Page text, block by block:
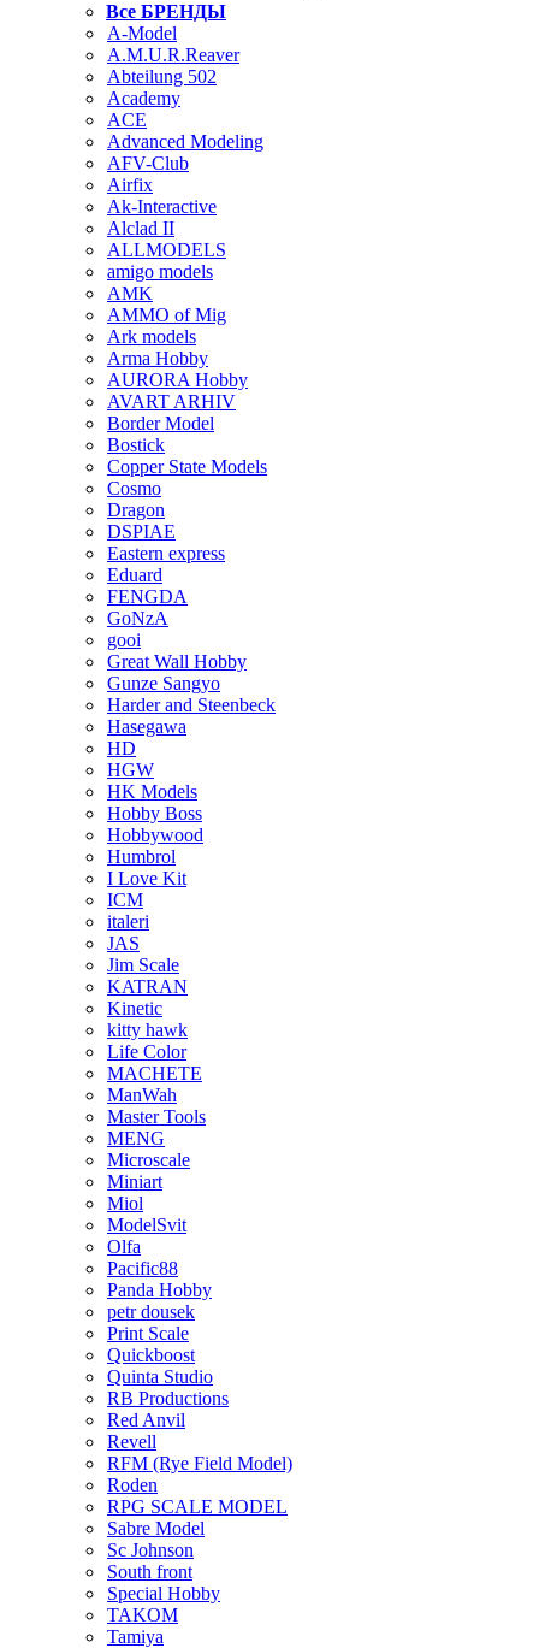
Все БРЕНДЫ
A-Model
A.M.U.R.Reaver
Abteilung 502
Academy
ACE
Advanced Modeling
AFV-Club
Airfix
Ak-Interactive
Alclad II
ALLMODELS
amigo models
AMK
AMMO of Mig
Ark models
Arma Hobby
AURORA Hobby
AVART ARHIV
Border Model
Bostick
Copper State Models
Cosmo
Dragon
DSPIAE
Eastern express
Eduard
FENGDA
GoNzA
gooi
Great Wall Hobby
Gunze Sangyo
Harder and Steenbeck
Hasegawa
HD
HGW
HK Models
Hobby Boss
Hobbywood
Humbrol
I Love Kit
ICM
italeri
JAS
Jim Scale
KATRAN
Kinetic
kitty hawk
Life Color
MACHETE
ManWah
Master Tools
MENG
Microscale
Miniart
Miol
ModelSvit
Olfa
Pacific88
Panda Hobby
petr dousek
Print Scale
Quickboost
Quinta Studio
RB Productions
Red Anvil
Revell
RFM (Rye Field Model)
Roden
RPG SCALE MODEL
Sabre Model
Sc Johnson
South front
Special Hobby
TAKOM
Tamiya